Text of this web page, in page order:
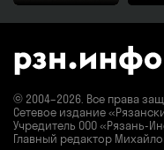
© 2004–2026. Все права
Сетевое издание
Учредитель ООО «Рязань-
Главный редактор